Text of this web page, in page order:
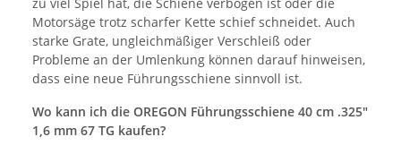
zu viel Spiel hat, die Schiene verbogen ist oder die
Motorsäge trotz scharfer Kette schief schneidet. Auch
starke Grate, ungleichmäßiger Verschleiß oder
Probleme an der Umlenkung können darauf hinweisen,
dass eine neue Führungsschiene sinnvoll ist.
Wo kann ich die OREGON Führungsschiene 40 cm .325"
1,6 mm 67 TG kaufen?